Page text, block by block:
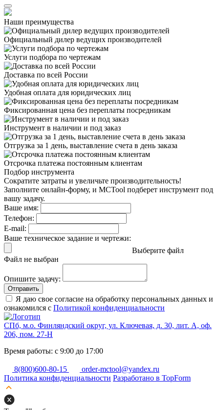
Наши преимущества
Официальный дилер ведущих производителей
Услуги подбора по чертежам
Доставка по всей России
Удобная оплата для юридических лиц
Фиксированная цена без переплаты посредникам
Инструмент в наличии и под заказ
Отгрузка за 1 день, выставление счета в день заказа
Отсрочка платежа постоянным клиентам
Подбор инструмента
Сократите затраты и увеличьте производительность!
Заполните онлайн-форму, и MCTool подберет инструмент под
вашу задачу.
Ваше имя:
Телефон:
E-mail:
Ваше техническое задание и чертежи:
Выберите файл
Файл не выбран
Опишите задачу:
Отправить
Я даю свое согласие на обработку персональных данных и
ознакомился с Политикой конфиденциальности
СПб, м.о. Финляндский округ, ул. Ключевая, д. 30, лит. А, оф.
206, пом. 27-Н
Время работы: с 9:00 до 17:00
8(800)600-80-15
order-mctool@yandex.ru
Политика конфиденциальности Разработано в TopForm